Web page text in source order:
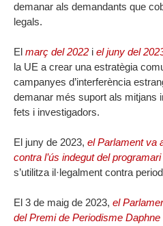
demanar als demandants que
legals.
El març del 2022 i el juny del
la UE a crear una estratègia
campanyes d’interferència
demanar més suport als mitjans
fets i investigadors.
El juny de 2023, el Parlament va
contra l’ús indegut del
s’utilitza il·legalment contra
El 3 de maig de 2023, el
del Premi de Periodisme